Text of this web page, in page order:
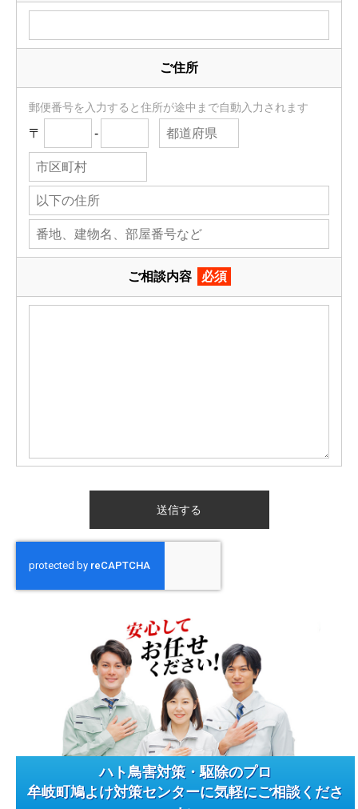
ご住所
郵便番号を入力すると住所が途中まで自動入力されます
〒 -
ご相談内容 必須
ハト鳥害対策・駆除のプロ
牟岐町鳩よけ対策センターに気軽にご相談くださ